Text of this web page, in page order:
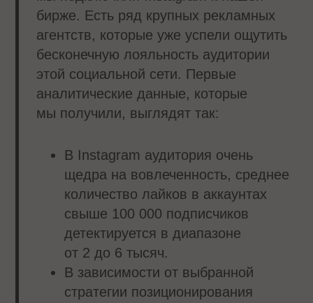
бирже. Есть ряд крупных рекламных
агентств, которые уже успели ощутить
бесконечную лояльность аудитории
этой социальной сети. Первые
аналитические данные, которые
мы получили, выглядят так:
В Instagram аудитория очень
щедра на вовлеченность, среднее
количество лайков в аккаунтах
свыше 100 000 подписчиков
детектируется в диапазоне
от 2 до 6 тысяч.
В зависимости от выбранной
стратегии позиционирования